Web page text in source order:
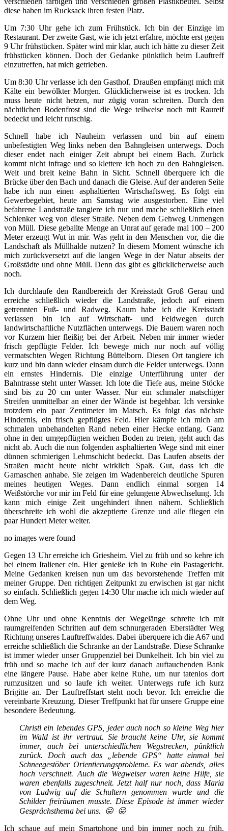
diese haben im Rucksack ihren festen Platz.
Um 7:30 Uhr gehe ich zum Frühstück. Ich bin der Einzige im
Restaurant. Der zweite Gast, wie ich jetzt erfahre, möchte erst gegen
9 Uhr frühstücken. Später wird mir klar, auch ich hätte zu dieser Zeit
frühstücken können. Doch der Gedanke pünktlich beim Lauftreff
einzutreffen, hat mich getrieben.
Um 8:30 Uhr verlasse ich den Gasthof. Draußen empfängt mich mit
Kälte ein bewölkter Morgen. Glücklicherweise ist es trocken. Ich
muss heute nicht hetzen, nur zügig voran schreiten. Durch den
nächtlichen Bodenfrost sind die Wege teilweise noch mit Raureif
bedeckt und leicht rutschig.
Schnell habe ich Nauheim verlassen und bin auf einem
unbefestigten Weg links neben den Bahngleisen unterwegs. Doch
dieser endet nach einiger Zeit abrupt bei einem Bach. Zurück
kommt nicht infrage und so klettere ich hoch zu den Bahngleisen.
Weit und breit keine Bahn in Sicht. Schnell überquere ich die
Brücke über den Bach und danach die Gleise. Auf der anderen Seite
habe ich nun einen asphaltierten Wirtschaftsweg. Es folgt ein
Gewerbegebiet, heute am Samstag wie ausgestorben. Eine viel
befahrene Landstraße tangiere ich nur und mache schließlich einen
Schlenker weg von dieser Straße. Neben dem Gehweg Unmengen
von Müll. Diese geballte Menge an Unrat auf gerade mal 100 – 200
Meter erzeugt Wut in mir. Was geht in den Menschen vor, die die
Landschaft als Müllhalde nutzen? In diesem Moment wünsche ich
mich zurückversetzt auf die langen Wege in der Natur abseits der
Großstädte und ohne Müll. Denn das gibt es glücklicherweise auch
noch.
Ich durchlaufe den Randbereich der Kreisstadt Groß Gerau und
erreiche schließlich wieder die Landstraße, jedoch auf einem
getrennten Fuß- und Radweg. Kaum habe ich die Kreisstadt
verlassen bin ich auf Wirtschaft- und Feldwegen durch
landwirtschaftliche Nutzflächen unterwegs. Die Bauern waren noch
vor Kurzem hier fleißig bei der Arbeit. Neben mir immer wieder
frisch gepflügte Felder. Ich bewege mich nur noch auf völlig
vermatschten Wegen Richtung Büttelborn. Diesen Ort tangiere ich
kurz und bin dann wieder einsam durch die Felder unterwegs. Dann
ein ernstes Hindernis. Die einzige Unterführung unter der
Bahntrasse steht unter Wasser. Ich lote die Tiefe aus, meine Stöcke
sind bis zu 20 cm unter Wasser. Nur ein schmaler matschiger
Streifen unmittelbar an einer der Wände ist begehbar. Ich versinke
trotzdem ein paar Zentimeter im Matsch. Es folgt das nächste
Hindernis, ein frisch gepflügtes Feld. Hier kämpfe ich mich am
schmalen unbehandelten Rand neben einer Hecke entlang. Ganz
ohne in den umgepflügten weichen Boden zu treten, geht auch das
nicht ab. Auch die nun folgenden asphaltierten Wege sind mit einer
dünnen schmierigen Lehmschicht bedeckt. Das Laufen abseits der
Straßen macht heute nicht wirklich Spaß. Gut, dass ich die
Gamaschen anhabe. Sie zeigen im Wadenbereich deutliche Spuren
meines heutigen Weges. Dann endlich einmal sorgen 14
Weißstörche vor mir im Feld für eine gelungene Abwechselung. Ich
kann mich einige Zeit ungehindert ihnen nähern. Schließlich
überschreite ich wohl die akzeptierte Grenze und alle fliegen ein
paar Hundert Meter weiter.
no images were found
Gegen 13 Uhr erreiche ich Griesheim. Viel zu früh und so kehre ich
bei einem Italiener ein. Hier genieße ich in Ruhe ein Pastagericht.
Meine Gedanken kreisen nun um das bevorstehende Treffen mit
meiner Gruppe. Den richtigen Zeitpunkt zu erwischen ist gar nicht
so einfach. Schließlich gegen 14:30 Uhr mache ich mich wieder auf
dem Weg.
Ohne Uhr und ohne Kenntnis der Wegelänge schreite ich mit
raumgreifenden Schritten auf dem schnurgeraden Eberstädter Weg
Richtung unseres Lauftreffwaldes. Dabei überquere ich die A67 und
erreiche schließlich die Schranke an der Landstraße. Diese Schranke
ist immer wieder unser Gruppenziel bei Dunkelheit. Ich bin viel zu
früh und so mache ich auf der kurz danach auftauchenden Bank
eine längere Pause. Habe aber keine Ruhe, um nur tatenlos dort
rumzusitzen und so laufe ich weiter. Unterwegs rufe ich kurz
Brigitte an. Der Lauftreffstart steht noch bevor. Ich erreiche die
vereinbarte Kreuzung. Dieser Treffpunkt hat für unsere Gruppe eine
besondere Bedeutung.
Christl ein lebendes GPS, jeder auch noch so kleine Weg hier
im Wald ist ihr vertraut. Sie braucht keine Uhr, sie kommt
immer, auch bei unterschiedlichen Wegstrecken, pünktlich
zurück. Doch auch das „lebende GPS“ hatte einmal bei
Schneegestöber Orientierungsprobleme. Es war abends, alles
hoch verschneit. Auch die Wegweiser waren keine Hilfe, sie
waren ebenfalls zugeschneit. Jetzt half nur noch, dass Maria
von Ludwig auf die Schultern genommen wurde und die
Schilder freiräumen musste. Diese Episode ist immer wieder
Gesprächsthema bei uns.
😛 😛
Ich schaue auf mein Smartphone und bin immer noch zu früh.